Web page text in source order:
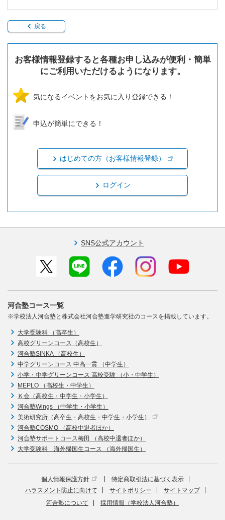
戻る
お客様情報登録すると各種お申し込みが便利・簡単
にご利用いただけるようになります。
気になるイベントをお気に入り登録できる！
申込が簡単にできる！
はじめての方（お客様情報登録）
ログイン
SNS公式アカウント
河合塾コース一覧
※学校法人河合塾と株式会社河合塾進学研究社のコースを掲載しています。
大学受験科 （高卒生）
高校グリーンコース（高校生）
河合塾SINKA （高校生）
中学グリーンコース 中高一貫 （中学生）
小学・中学グリーンコース 高校受験 （小・中学生）
MEPLO （高校生・中学生）
Ｋ会（高校生・中学生・小学生）
河合塾Wings （中学生・小学生）
美術研究所（高卒生・高校生・中学生・小学生）
河合塾COSMO （高校中退者ほか）
河合塾サポートコース梅田 （高校中退者ほか）
大学受験科 海外帰国生コース （海外帰国生）
個人情報保護方針
特定商取引法に基づく表示
ハラスメント防止に向けて
サイトポリシー
サイトマップ
河合塾について
採用情報（学校法人河合塾）